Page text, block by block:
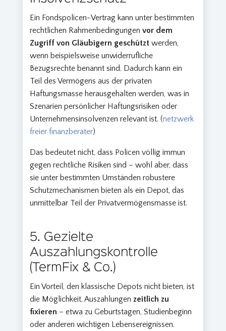
Ein Fondspolicen-Vertrag kann unter bestimmten
rechtlichen Rahmenbedingungenvor dem
Zugriff von Gläubigern geschützt werden,
wenn beispielsweise unwiderrufliche
Bezugsrechte benannt sind. Dadurch kann ein
Teil des Vermögens aus der privaten
Haftungsmasse herausgehalten werden, was in
Szenarien persönlicher Haftungsrisiken oder
Unternehmensinsolvenzen relevant ist. (netzwerk
freier finanzberater)
Das bedeutet nicht, dass Policen völlig immun
gegen rechtliche Risiken sind – wohl aber, dass
sie unter bestimmten Umständen robustere
Schutzmechanismen bieten als ein Depot, das
unmittelbar Teil der Privatvermögensmasse ist.
5. Gezielte
Auszahlungskontrolle
(TermFix & Co.)
Ein Vorteil, den klassische Depots nicht bieten, ist
die Möglichkeit, Auszahlungen zeitlich zu
fixieren – etwa zu Geburtstagen, Studienbeginn
oder anderen wichtigen Lebensereignissen.